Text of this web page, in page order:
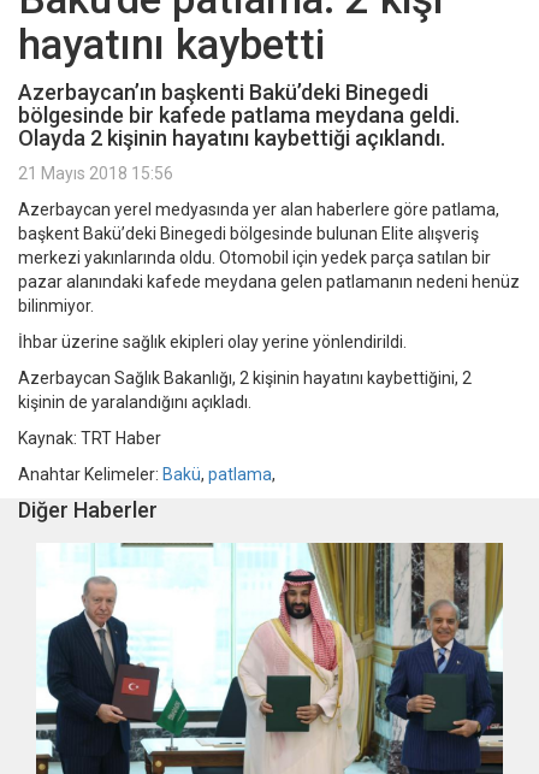
hayatını kaybetti
Azerbaycan’ın başkenti Bakü’deki Binegedi
bölgesinde bir kafede patlama meydana geldi.
Olayda 2 kişinin hayatını kaybettiği açıklandı.
21 Mayıs 2018 15:56
Azerbaycan yerel medyasında yer alan haberlere göre patlama,
başkent Bakü’deki Binegedi bölgesinde bulunan Elite alışveriş
merkezi yakınlarında oldu. Otomobil için yedek parça satılan bir
pazar alanındaki kafede meydana gelen patlamanın nedeni henüz
bilinmiyor.
İhbar üzerine sağlık ekipleri olay yerine yönlendirildi.
Azerbaycan Sağlık Bakanlığı, 2 kişinin hayatını kaybettiğini, 2
kişinin de yaralandığını açıkladı.
Kaynak: TRT Haber
Anahtar Kelimeler: Bakü, patlama,
Diğer Haberler